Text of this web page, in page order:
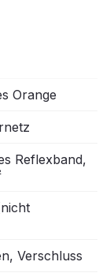
Orange
Reflexband,
Verschluss